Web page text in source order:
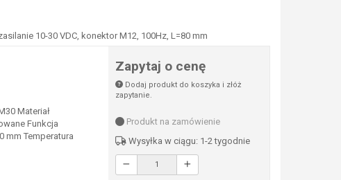
10-30 VDC, konektor M12, 100Hz, L=80 mm
Materiał
Funkcja
mm Temperatura
Zapytaj o cenę
Dodaj produkt do koszyka i złóż
zapytanie.
Produkt na zamówienie
Wysyłka w ciągu: 1-2 tygodnie